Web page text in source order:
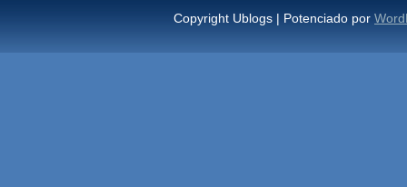
Copyright Ublogs | Potenciado por